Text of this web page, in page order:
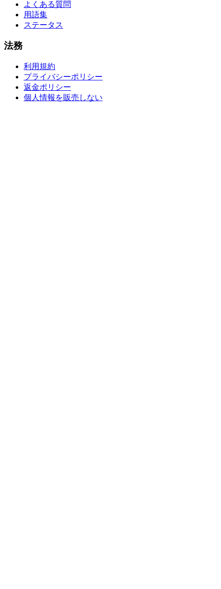
よくある質問
用語集
ステータス
法務
利用規約
プライバシーポリシー
返金ポリシー
個人情報を販売しない